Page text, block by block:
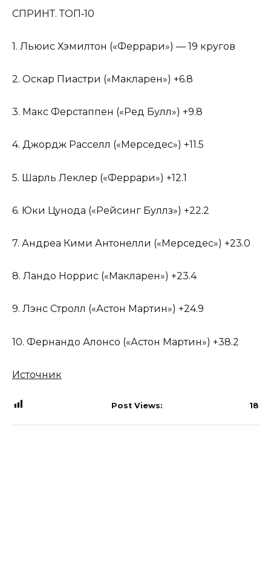
СПРИНТ. ТОП‑10
1. Льюис Хэмилтон («Феррари») — 19 кругов
2. Оскар Пиастри («Макларен») +6.8
3. Макс Ферстаппен («Ред Булл») +9.8
4. Джордж Расселл («Мерседес») +11.5
5. Шарль Леклер («Феррари») +12.1
6. Юки Цунода («Рейсинг Буллз») +22.2
7. Андреа Кими Антонелли («Мерседес») +23.0
8. Ландо Норрис («Макларен») +23.4
9. Лэнс Стролл («Астон Мартин») +24.9
10. Фернандо Алонсо («Астон Мартин») +38.2
Источник
Post Views: 18